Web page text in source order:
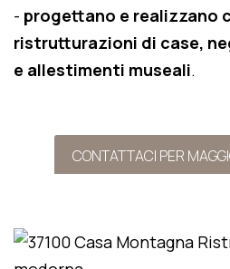
- progettano e realizzano
ristrutturazioni di case,
e allestimenti museali.
CONTATTACI PER